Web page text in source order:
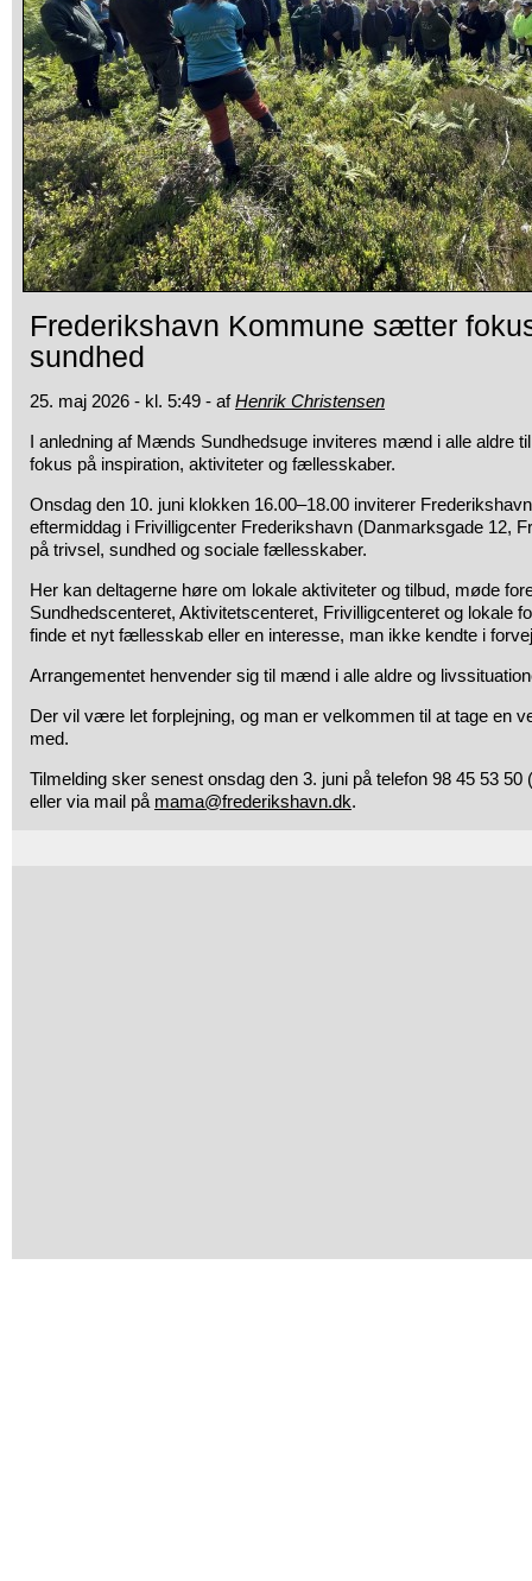
Frederikshavn Kommune sætter
sundhed
25. maj 2026 - kl. 5:49 - afHenrik Christensen
I anledning af Mænds Sundhedsuge inviteres mænd i alle aldre
fokus på inspiration, aktiviteter og fællesskaber.
Onsdag den 10. juni klokken 16.00–18.00 inviterer
eftermiddag i Frivilligcenter Frederikshavn (Danmarksgade 12,
på trivsel, sundhed og sociale fællesskaber.
Her kan deltagerne høre om lokale aktiviteter og tilbud, møde
Sundhedscenteret, Aktivitetscenteret, Frivilligcenteret og lokale
finde et nyt fællesskab eller en interesse, man ikke kendte i
Arrangementet henvender sig til mænd i alle aldre og
Der vil være let forplejning, og man er velkommen til at tage en
med.
Tilmelding sker senest onsdag den 3. juni på telefon 98 45 53 50
eller via mail på mama@frederikshavn.dk.